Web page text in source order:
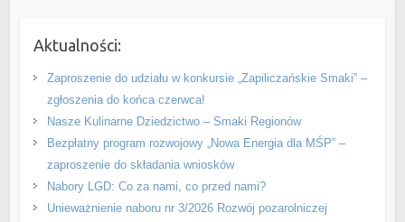
Aktualności:
Zaproszenie do udziału w konkursie „Zapiliczańskie Smaki” –
zgłoszenia do końca czerwca!
Nasze Kulinarne Dziedzictwo – Smaki Regionów
Bezpłatny program rozwojowy „Nowa Energia dla MŚP” –
zaproszenie do składania wniosków
Nabory LGD: Co za nami, co przed nami?
Unieważnienie naboru nr 3/2026 Rozwój pozarolniczej